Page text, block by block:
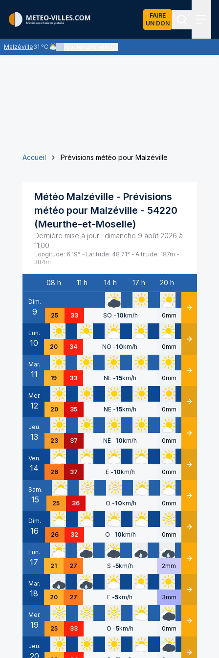
FAIRE
UN DON
Malzéville31 °C
Ciel nuageux - les éclaircies et les nuages se partagent le
Accueil Prévisions météo pour Malzéville
Météo Malzéville - Prévisions
météo pour Malzéville - 54220
(Meurthe-et-Moselle)
Dernière mise à jour : dimanche 9 août 2026 à
11:00
Longitude: 6.19° - Latitude: 48.71° - Altitude: 187m -
384m
Date
08 h 11 h 14 h 17 h 20 h
Dim.
9 25 33 SO -10km/h 0mm Détails
Lun.
10 20 34 NO -10km/h 0mm Détails
Mar.
11 19 33 NE -15km/h 0mm Détails
Mer.
12 20 35 NE -15km/h 0mm Détails
Jeu.
13 23 37 NE -10km/h 0mm Détails
Ven.
14 26 37 E -10km/h 0mm Détails
Sam.
15 25 36 O -10km/h 0mm Détails
Dim.
16 26 32 O -10km/h 0mm Détails
Lun.
17 21 27 S -5km/h 2mm Détails
Mar.
18 20 27 E -5km/h 3mm Détails
Mer.
19 25 33 O -5km/h 0mm Détails
Jeu.
20 Détails